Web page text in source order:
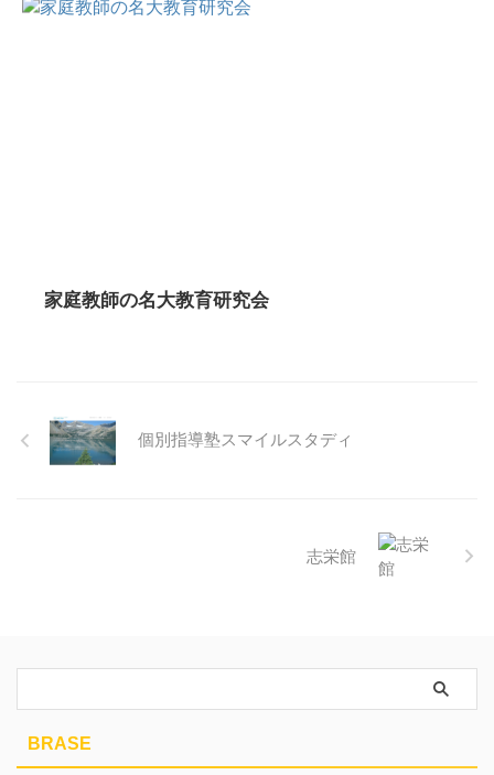
家庭教師の名大教育研究会
個別指導塾スマイルスタディ
志栄館
BRASE